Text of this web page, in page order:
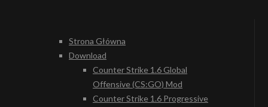
Strona Główna
Download
Counter Strike 1.6 Global
Offensive (CS:GO) Mod
Counter Strike 1.6 Progressive